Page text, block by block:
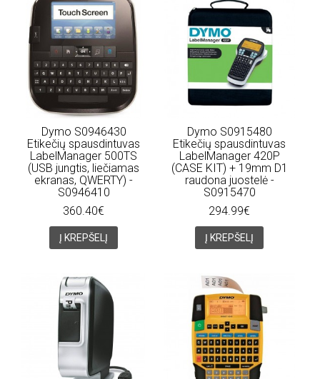
Dymo S0946430
Etikečių spausdintuvas
LabelManager 500TS
(USB jungtis, liečiamas
ekranas, QWERTY) -
S0946410
360.40€
Į KREPŠELĮ
Dymo S0915480
Etikečių spausdintuvas
LabelManager 420P
(CASE KIT) + 19mm D1
raudona juostelė -
S0915470
294.99€
Į KREPŠELĮ